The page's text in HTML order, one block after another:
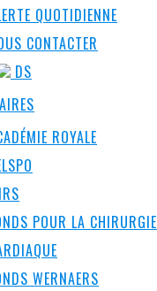
QUOTIDIENNE
CONTACTER
DS
ROYALE
POUR LA CHIRURGIE
WERNAERS